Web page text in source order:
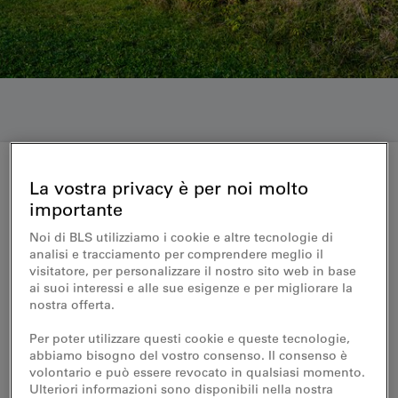
Medienmitteilung 29.08.2016
NINA-Flotte: EPFL entwickelt
energieeffizientes und
mobilfunkdurchlässiges
Fensterglas für Züge
Forscher der ETH Lausanne haben ein Glas
La vostra privacy è per noi molto
importante
Noi di BLS utilizziamo i cookie e altre tecnologie di
analisi e tracciamento per comprendere meglio il
visitatore, per personalizzare il nostro sito web in base
ai suoi interessi e alle sue esigenze e per migliorare la
nostra offerta.
Per poter utilizzare questi cookie e queste tecnologie,
abbiamo bisogno del vostro consenso. Il consenso è
volontario e può essere revocato in qualsiasi momento.
Ulteriori informazioni sono disponibili nella nostra